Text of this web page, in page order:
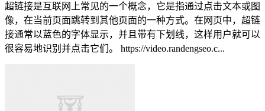
超链接是互联网上常见的一个概念，它是指通过点击文本或图
像，在当前页面跳转到其他页面的一种方式。在网页中，超链
接通常以蓝色的字体显示，并且带有下划线，这样用户就可以
很容易地识别并点击它们。 https://video.randengseo.c...